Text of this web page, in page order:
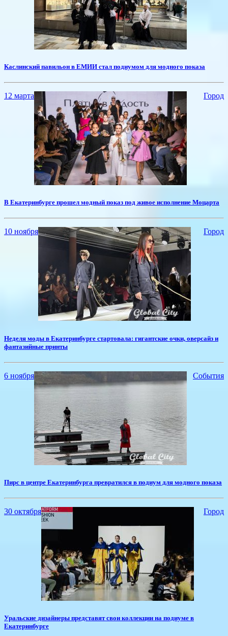
​Каслинский павильон в ЕМИИ стал подиумом для модного показа
12 марта Город
В Екатеринбурге прошел модный показ под живое исполнение Моцарта
10 ноября Город
​Неделя моды в Екатеринбурге стартовала: гигантские очки, оверсайз и
фантазийные принты
6 ноября События
Пирс в центре Екатеринбурга превратился в подиум для модного показа
30 октября Город
Уральские дизайнеры представят свои коллекции на подиуме в
Екатеринбурге